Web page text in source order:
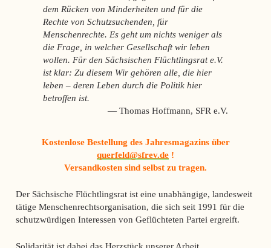
dem Rücken von Minderheiten und für die
Rechte von Schutzsuchenden, für
Menschenrechte. Es geht um nichts weniger als
die Frage, in welcher Gesellschaft wir leben
wollen. Für den Sächsischen Flüchtlingsrat e.V.
ist klar: Zu diesem Wir gehören alle, die hier
leben – deren Leben durch die Politik hier
betroffen ist.
Thomas Hoffmann, SFR e.V.
Kostenlose Bestellung des Jahresmagazins über
querfeld@sfrev.de !
Versandkosten sind selbst zu tragen.
Der Sächsische Flüchtlingsrat ist eine unabhängige, landesweit
tätige Menschenrechtsorganisation, die sich seit 1991 für die
schutzwürdigen Interessen von Geflüchteten Partei ergreift.
Solidarität ist dabei das Herzstück unserer Arbeit.